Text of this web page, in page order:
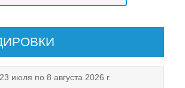
июля по 8 августа 2026 г.